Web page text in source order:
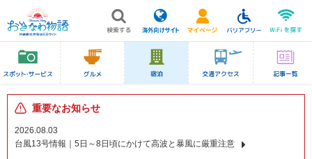
重要なお知らせ
2026.08.03
台風13号情報｜5日～8日頃にかけて高波と暴風に厳重注意